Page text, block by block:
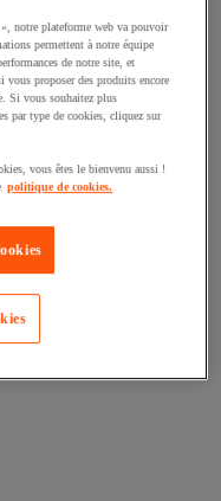
interactif
l'air
notre plateforme web va pouvoir
permettent à notre équipe
de notre site, et
vous proposer des produits encore
Si vous souhaitez plus
par type de cookies, cliquez sur
vous êtes le bienvenu aussi !
politique de cookies.